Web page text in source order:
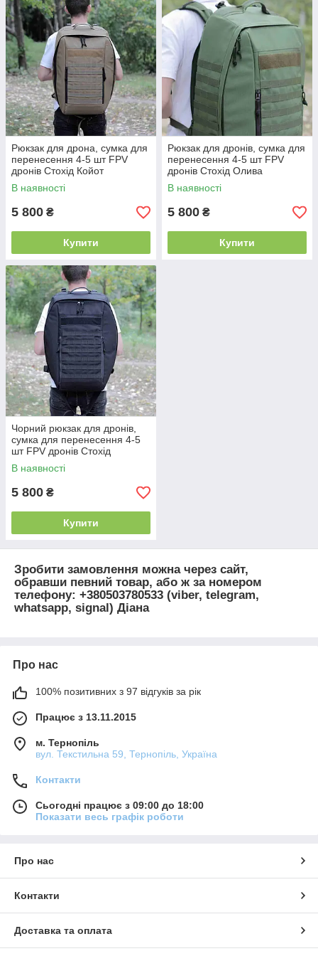
Рюкзак для дрона, сумка для
перенесення 4-5 шт FPV
дронів Стохід Койот
армійська тактична
В наявності
5 800 ₴
Купити
Рюкзак для дронів, сумка для
перенесення 4-5 шт FPV
дронів Стохід Олива
армійська тактична
В наявності
5 800 ₴
Купити
Чорний рюкзак для дронів,
сумка для перенесення 4-5
шт FPV дронів Стохід
армійська тактична
В наявності
5 800 ₴
Купити
Зробити замовлення можна через сайт,
обравши певний товар, або ж за номером
телефону: +380503780533 (viber, telegram,
whatsapp, signal) Діана
Про нас
100% позитивних з 97 відгуків за рік
Працює з 13.11.2015
м. Тернопіль
вул. Текстильна 59, Тернопіль, Україна
Контакти
Сьогодні працює з 09:00 до 18:00
Показати весь графік роботи
Про нас
Контакти
Доставка та оплата